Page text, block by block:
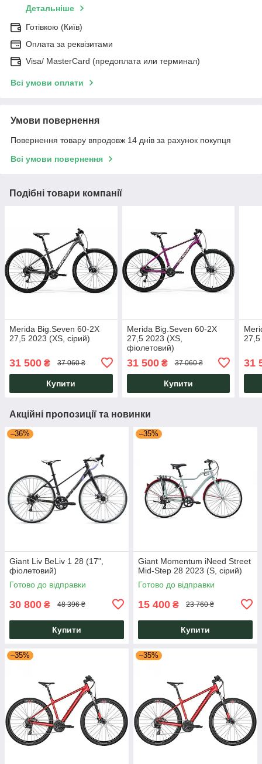
Детальніше
Готівкою (Київ)
Оплата за реквізитами
Visa/ MasterCard (предоплата или терминал)
Всі умови оплати
Умови повернення
Повернення товару впродовж 14 днів за рахунок покупця
Всі умови повернення
Подібні товари компанії
Merida Big.Seven 60-2X
27,5 2023 (XS, сірий)
31 500 ₴ 37 060 ₴
Купити
Merida Big.Seven 60-2X
27,5 2023 (XS,
фіолетовий)
31 500₴ 37 060 ₴
Купити
31
Акційні пропозиції та новинки
–36%
Giant Liv BeLiv 1 28 (17",
фіолетовий)
Готово до відправки
30 800 ₴ 48 396 ₴
Купити
–35%
Giant Momentum iNeed Street
Mid-Step 28 2023 (S, сірий)
Готово до відправки
15 400 ₴ 23 760 ₴
Купити
–35% –35%